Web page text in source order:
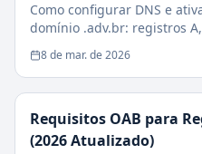
Como configurar DNS e
domínio .adv.br: registros
Encrypt e checklist de
8 de mar. de 2026
Requisitos OAB para
(2026 Atualizado)